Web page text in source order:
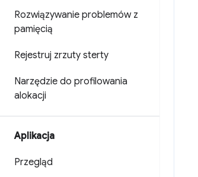
Rozwiązywanie problemów z
pamięcią
Rejestruj zrzuty sterty
Narzędzie do profilowania
alokacji
Aplikacja
Przegląd